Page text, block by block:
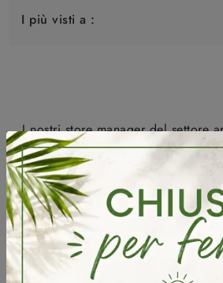
I più visti a :
I nostri store manager del settore
attendono in zona per farti
esclusive proposte di Mobili Porta
e rinomato brand, nonché per
servizi studiati in base ai valori che
connotano il nostro punto vendita:
assistenza al cliente dalla